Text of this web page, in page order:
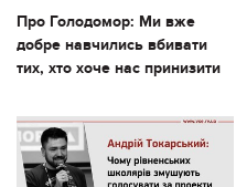
Про Голодомор: Ми вже
добре навчились вбивати
тих, хто хоче нас принизити